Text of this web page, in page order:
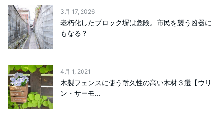
3月 17, 2026
老朽化したブロック塀は危険。市民を襲う凶器に
もなる？
4月 1, 2021
木製フェンスに使う耐久性の高い木材３選【ウリ
ン・サーモ...